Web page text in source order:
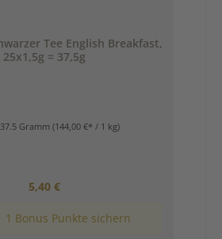
Tee English Breakfast,
25x1,5g = 37,5g
37.5 Gramm (144,00 €* / 1 kg)
Regulärer Preis:
5,40 €
1 Bonus Punkte sichern